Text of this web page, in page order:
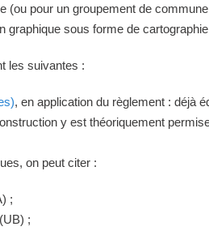
(ou pour un groupement de
graphique sous forme de
les suivantes :
, en application du règlement : déjà
y est théoriquement
on peut citer :
;
;